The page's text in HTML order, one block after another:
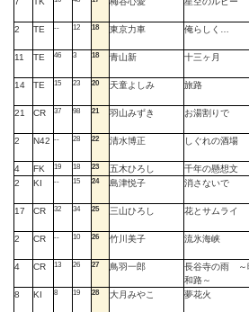
2 TE -- 12 18 東京力車 俺らしく…
11 TE 46 3 18 青山新 十三ヶ月
14 TE 15 23 20 天童よしみ 旅路
21 CR 37 98 21 羽山みずき お湯割りで
2 N42 -- 28 22 清水博正 しぐれの酒場
4 FK 19 18 23 五木ひろし 千年の懸想文
2
KI -- 15 24 島津悦子 消さないで
17 CR 32 34 25 三山ひろし 花とサムライ
2 CR -- 10 26 竹川美子 流氷海峡
4 CR 13 26 27 鳥羽一郎
長谷寺の雨 ～
和路～
8 KI 8 19 28 大月みやこ 夢花火